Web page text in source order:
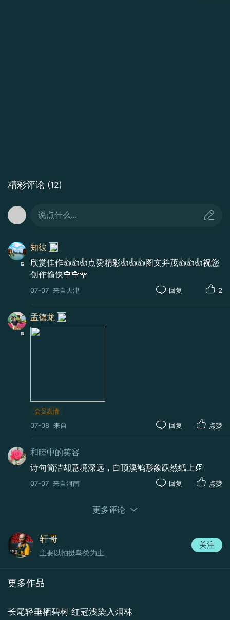
精彩评论 (12)
说点什么...
知彼
欣赏佳作👍👍👍点赞精彩👍👍👍图文并茂👍👍👍祝您
创作愉快🌹🌹🌹
07-07 来自天津 回复 2
孟德龙
会员表情
07-08 来自 回复 点赞
和睦中的笑容
诗句简洁却意境深远，白顶溪鸲形象跃然纸上👏
07-07 来自河南 回复 点赞
更多评论
轩哥
主要以拍摄鸟类为主
关注
更多作品
长尾轻垂栖碧树 红冠浅染入烟林